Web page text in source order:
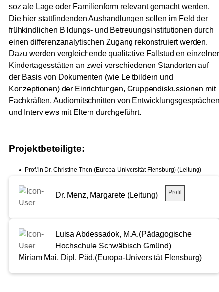
soziale Lage oder Familienform relevant gemacht werden.
Die hier stattfindenden Aushandlungen sollen im Feld der
frühkindlichen Bildungs- und Betreuungsinstitutionen durch
einen differenzanalytischen Zugang rekonstruiert werden.
Dazu werden vergleichende qualitative Fallstudien einzelner
Kindertagesstätten an zwei verschiedenen Standorten auf
der Basis von Dokumenten (wie Leitbildern und
Konzeptionen) der Einrichtungen, Gruppendiskussionen mit
Fachkräften, Audiomitschnitten von Entwicklungsgesprächen
und Interviews mit Eltern durchgeführt.
Projektbeteiligte:
Prof.'in Dr. Christine Thon (Europa-Universität Flensburg) (Leitung)
Dr. Menz, Margarete (Leitung) Profil
Luisa Abdessadok, M.A.(Pädagogische
Hochschule Schwäbisch Gmünd)
Miriam Mai, Dipl. Päd.(Europa-Universität Flensburg)